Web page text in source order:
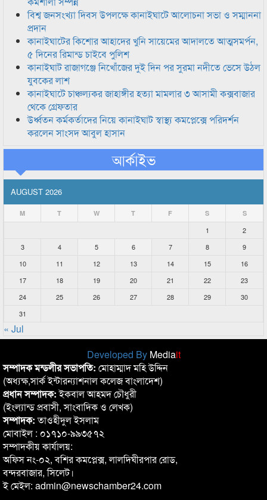
বিশ্ব জনসংখ্যা দিবস উপলক্ষে কানাইঘাটে আলোচনা সভা ও সম্মাননা
প্রদান
কানাইঘাটের কিশোর আহাদের খুনি সায়েমের আদালতে আত্মসমর্পন,
৫ দিনের রিমান্ড চাইবে পুলিশ
কানাইঘাট রাজাগঞ্জে নিখোঁজের দুই দিন পর সুরমা নদীতে ভেসে উঠল
যুবকের লাশ
কানাইঘাটে চাঞ্চল্যকর জাহাঙ্গীর হত্যা মামলার ৩ আসামী কক্সবাজার
থেকে গ্রেফতার
উর্ধ্বতন কর্মকর্তাদের নিয়ে কানাইঘাট স্বাস্থ্য কমপ্লেক্সে পরিদর্শন
করলেন সাংসদ আবুল হাসান
আর্কাইভ
AUGUST 2026
M T W T F S S
1
2
3
4 5 6 7 8
9
10
11 12 13 14 15
16
17
18 19 20 21 22
23
24
25 26 27 28 29
30
31
« Jul
Developed By Mediait
সম্পাদক মন্ডলীর সভাপতি: মোহাম্মাদ মহি উদ্দিন
(অধ্যক্ষ,সার্ক ইন্টারন্যাশনাল কলেজ বাংলাদেশ)
প্রধান সম্পাদক:ইকবাল আহমদ চৌধুরী
(ইংল্যান্ড প্রবাসী, সাংবাদিক ও লেখক)
সম্পাদক:তাওহীদুল ইসলাম
মোবাইল : ০১৭১০-৯৯৩৫৭২
সম্পাদকীয় কার্যালয়:
অফিস নং-০২, বশির কমপ্লেক্স, লালদিঘীরপার রোড,
বন্দরবাজার, সিলেট।
ই মেইল: admin@newschamber24.com